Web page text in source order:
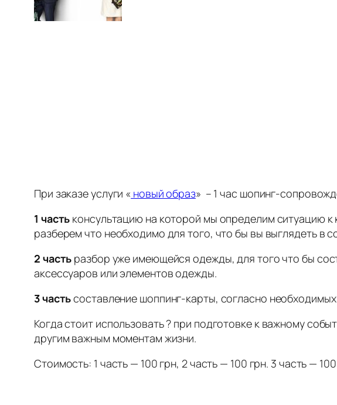
При заказе услуги « новый образ» – 1 час шопинг-
1 часть консультацию на которой мы определим ситуацию
разберем что необходимо для того, что бы вы выглядеть в
2 часть разбор уже имеющейся одежды, для того что бы
аксессуаров или элементов одежды.
3 частьсоставление шоппинг-карты, согласно
Когда стоит использовать ? при подготовке к важному
другим важным моментам жизни.
Стоимость: 1 часть — 100 грн, 2 часть — 100 грн. 3 часть —